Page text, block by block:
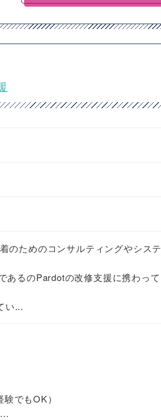
のためのコンサルティングやシステ
あるのPardotの改修支援に携わって
い...
でもOK）